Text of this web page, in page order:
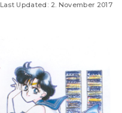
Last Updated: 2. November 2017